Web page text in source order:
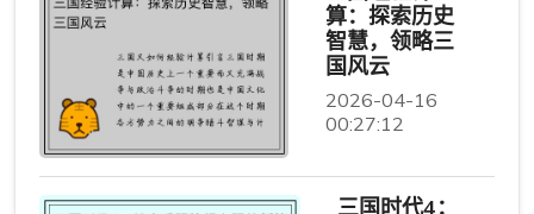
算：探索历史
智慧，领略三
国风云
2026-04-16
00:27:12
三国时代4：